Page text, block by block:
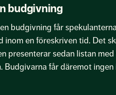
budgivning
budgivning får
inom en föreskriven tid. Det
presenterar sedan listan
Budgivarna får däremot